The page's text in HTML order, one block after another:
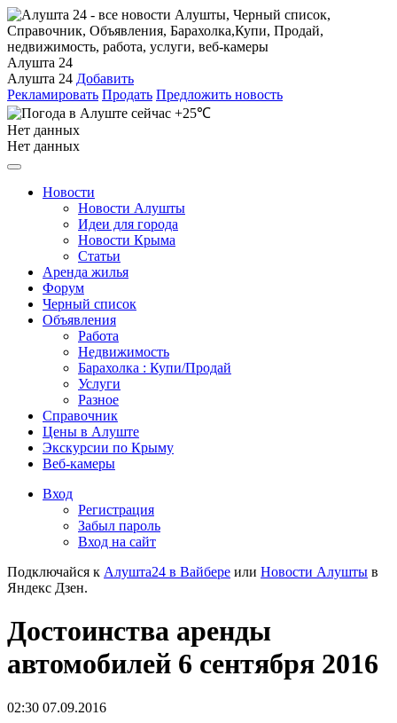
Алушта 24
Алушта 24 Добавить
Рекламировать Продать Предложить новость
+25℃
Нет данных
Нет данных
Новости
Новости Алушты
Идеи для города
Новости Крыма
Статьи
Аренда жилья
Форум
Черный список
Объявления
Работа
Недвижимость
Барахолка : Купи/Продай
Услуги
Разное
Справочник
Цены в Алуште
Экскурсии по Крыму
Веб-камеры
Вход
Регистрация
Забыл пароль
Вход на сайт
Подключайся к Алушта24 в Вайбере или Новости Алушты в
Яндекс Дзен.
Достоинства аренды
автомобилей 6 сентября 2016
02:30 07.09.2016